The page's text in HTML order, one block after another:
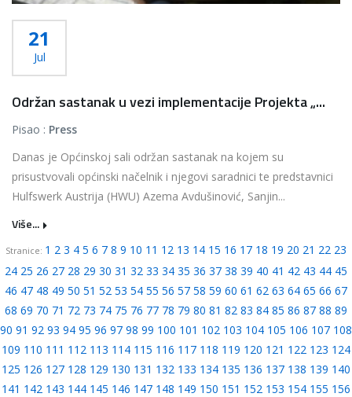
21
Jul
Održan sastanak u vezi implementacije Projekta „...
Pisao : Press
Danas je Općinskoj sali održan sastanak na kojem su
prisustvovali općinski načelnik i njegovi saradnici te predstavnici
Hulfswerk Austrija (HWU) Azema Avdušinović, Sanjin...
Više...
Stranice: 1 2 3 4 5 6 7 8 9 10 11 12 13 14 15 16 17 18 19 20 21 22 23
24 25 26 27 28 29 30 31 32 33 34 35 36 37 38 39 40 41 42 43 44 45
46 47 48 49 50 51 52 53 54 55 56 57 58 59 60 61 62 63 64 65 66 67
68 69 70 71 72 73 74 75 76 77 78 79 80 81 82 83 84 85 86 87 88 89
90 91 92 93 94 95 96 97 98 99 100 101 102 103 104 105 106 107 108
109 110 111 112 113 114 115 116 117 118 119 120 121 122 123 124
125 126 127 128 129 130 131 132 133 134 135 136 137 138 139 140
141 142 143 144 145 146 147 148 149 150 151 152 153 154 155 156